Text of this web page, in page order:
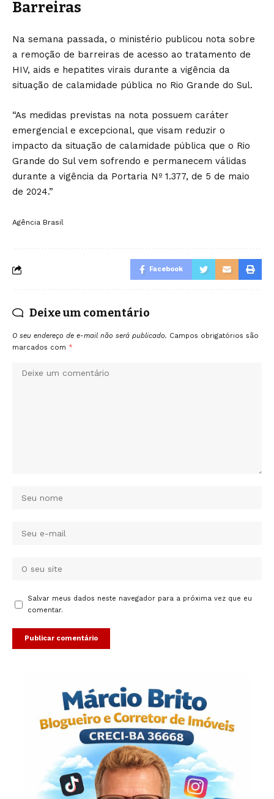
Barreiras
Na semana passada, o ministério publicou nota sobre
a remoção de barreiras de acesso ao tratamento de
HIV, aids e hepatites virais durante a vigência da
situação de calamidade pública no Rio Grande do Sul.
“As medidas previstas na nota possuem caráter
emergencial e excepcional, que visam reduzir o
impacto da situação de calamidade pública que o Rio
Grande do Sul vem sofrendo e permanecem válidas
durante a vigência da Portaria Nº 1.377, de 5 de maio
de 2024.”
Agência Brasil
Facebook
Deixe um comentário
O seu endereço de e-mail não será publicado. Campos obrigatórios são
marcados com *
Salvar meus dados neste navegador para a próxima vez que eu
comentar.